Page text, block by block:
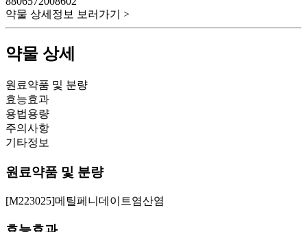
약물 상세정보 보러가기 >
약물 상세
원료약품 및 분량
효능효과
용법용량
주의사항
기타정보
원료약품 및 분량
[M223025]메틸페니데이트염산염